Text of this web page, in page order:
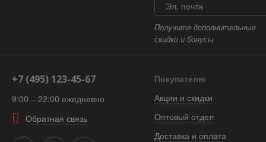
Эл. почта
Получите дополнительные
скидки и бонусы
+7 (495) 123-45-67
9:00 – 22:00 ежедневно
Обратная связь
Покупателю
Акции и скидки
Оптовый отдел
Доставка и оплата